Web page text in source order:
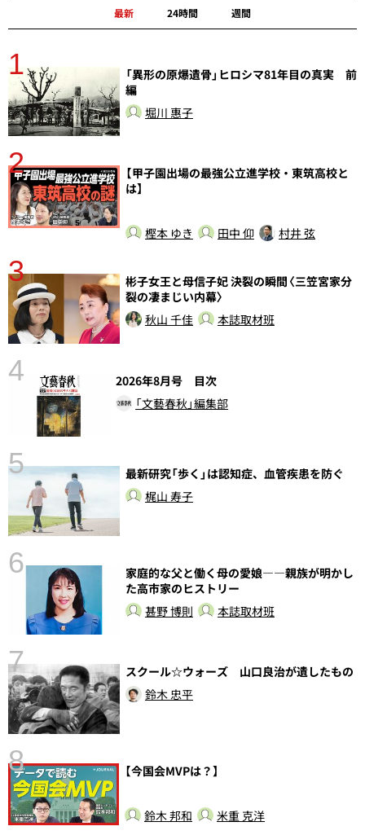
最新 24時間 週間
1
「異形の原爆遺骨」ヒロシマ81年目の真実 前
編
堀川 惠子
2
【甲子園出場の最強公立進学校・東筑高校と
は】
樫本 ゆき 田中 仰 村井 弦
3
彬子女王と母信子妃 決裂の瞬間〈三笠宮家分
裂の凄まじい内幕〉
秋山 千佳
本誌取材班
4
2026年8月号 目次
「文藝春秋」編集部
5
最新研究「歩く」は認知症、血管疾患を防ぐ
梶山 寿子
6
家庭的な父と働く母の愛娘――親族が明かし
た高市家のヒストリー
甚野 博則
本誌取材班
7
スクール☆ウォーズ 山口良治が遺したもの
鈴木 忠平
8 【今国会MVPは？】
鈴木 邦和 米重 克洋